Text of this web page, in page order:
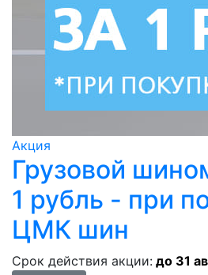
Акция
Грузовой
1 рубль - при
ЦМК шин
Срок действия акции: до 31